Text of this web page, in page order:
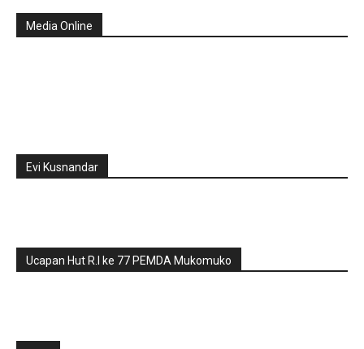
Media Online
Evi Kusnandar
Ucapan Hut R.I ke 77 PEMDA Mukomuko